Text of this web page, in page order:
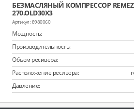
БЕЗМАСЛЯНЫЙ КОМПРЕССОР
270.OLD30X3
8980060
Мощность:
Производительность:
Объем ресивера:
Расположение ресивера:
Давление: